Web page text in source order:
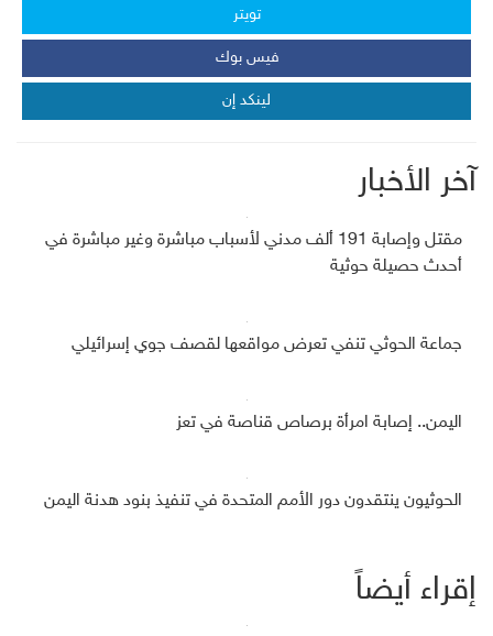
تويتر
فيس بوك
لينكد إن
آخر الأخبار
مقتل وإصابة 191 ألف مدني لأسباب مباشرة وغير مباشرة في
أحدث حصيلة حوثية
جماعة الحوثي تنفي تعرض مواقعها لقصف جوي إسرائيلي
اليمن.. إصابة امرأة برصاص قناصة في تعز
الحوثيون ينتقدون دور الأمم المتحدة في تنفيذ بنود هدنة اليمن
إقراء أيضاً